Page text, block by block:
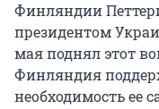
Финляндии
президентом
мая поднял этот
Финляндия
необходимость ее